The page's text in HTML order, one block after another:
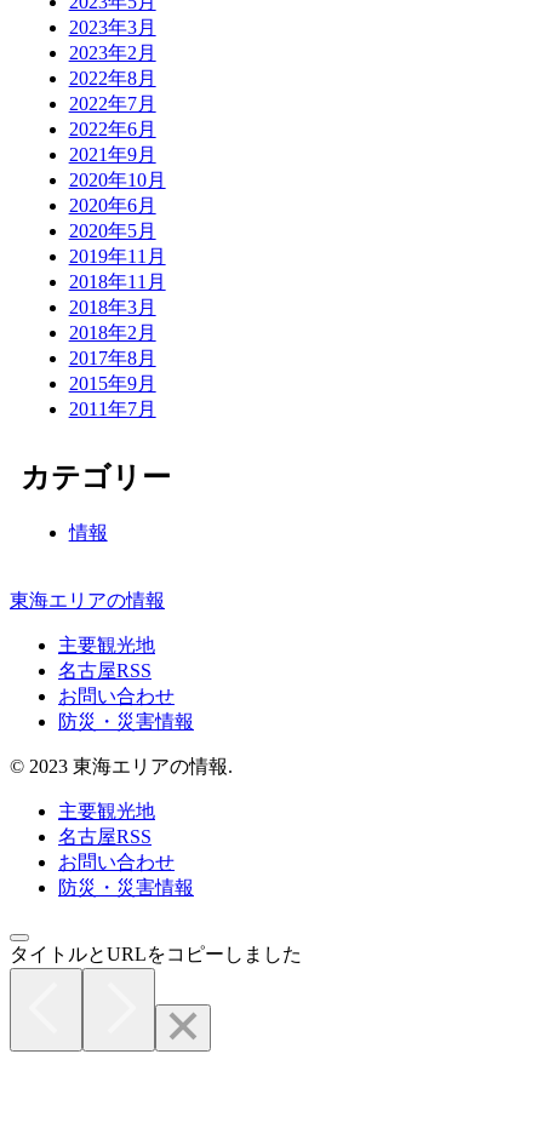
2023年3月
2023年2月
2022年8月
2022年7月
2022年6月
2021年9月
2020年10月
2020年6月
2020年5月
2019年11月
2018年11月
2018年3月
2018年2月
2017年8月
2015年9月
2011年7月
カテゴリー
情報
東海エリアの情報
主要観光地
名古屋RSS
お問い合わせ
防災・災害情報
© 2023 東海エリアの情報.
主要観光地
名古屋RSS
お問い合わせ
防災・災害情報
タイトルとURLをコピーしました